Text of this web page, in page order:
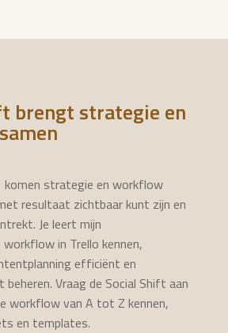
brengt strategie en
komen strategie en workflow
resultaat zichtbaar kunt zijn en
Je leert mijn
in Trello kennen,
efficiënt en
beheren. Vraag de Social Shift aan
workflow van A tot Z kennen,
en templates.